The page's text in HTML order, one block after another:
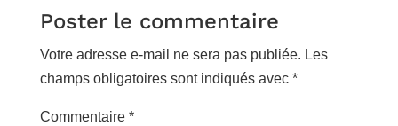
Poster le commentaire
Votre adresse e-mail ne sera pas publiée. Les
champs obligatoires sont indiqués avec *
Commentaire *